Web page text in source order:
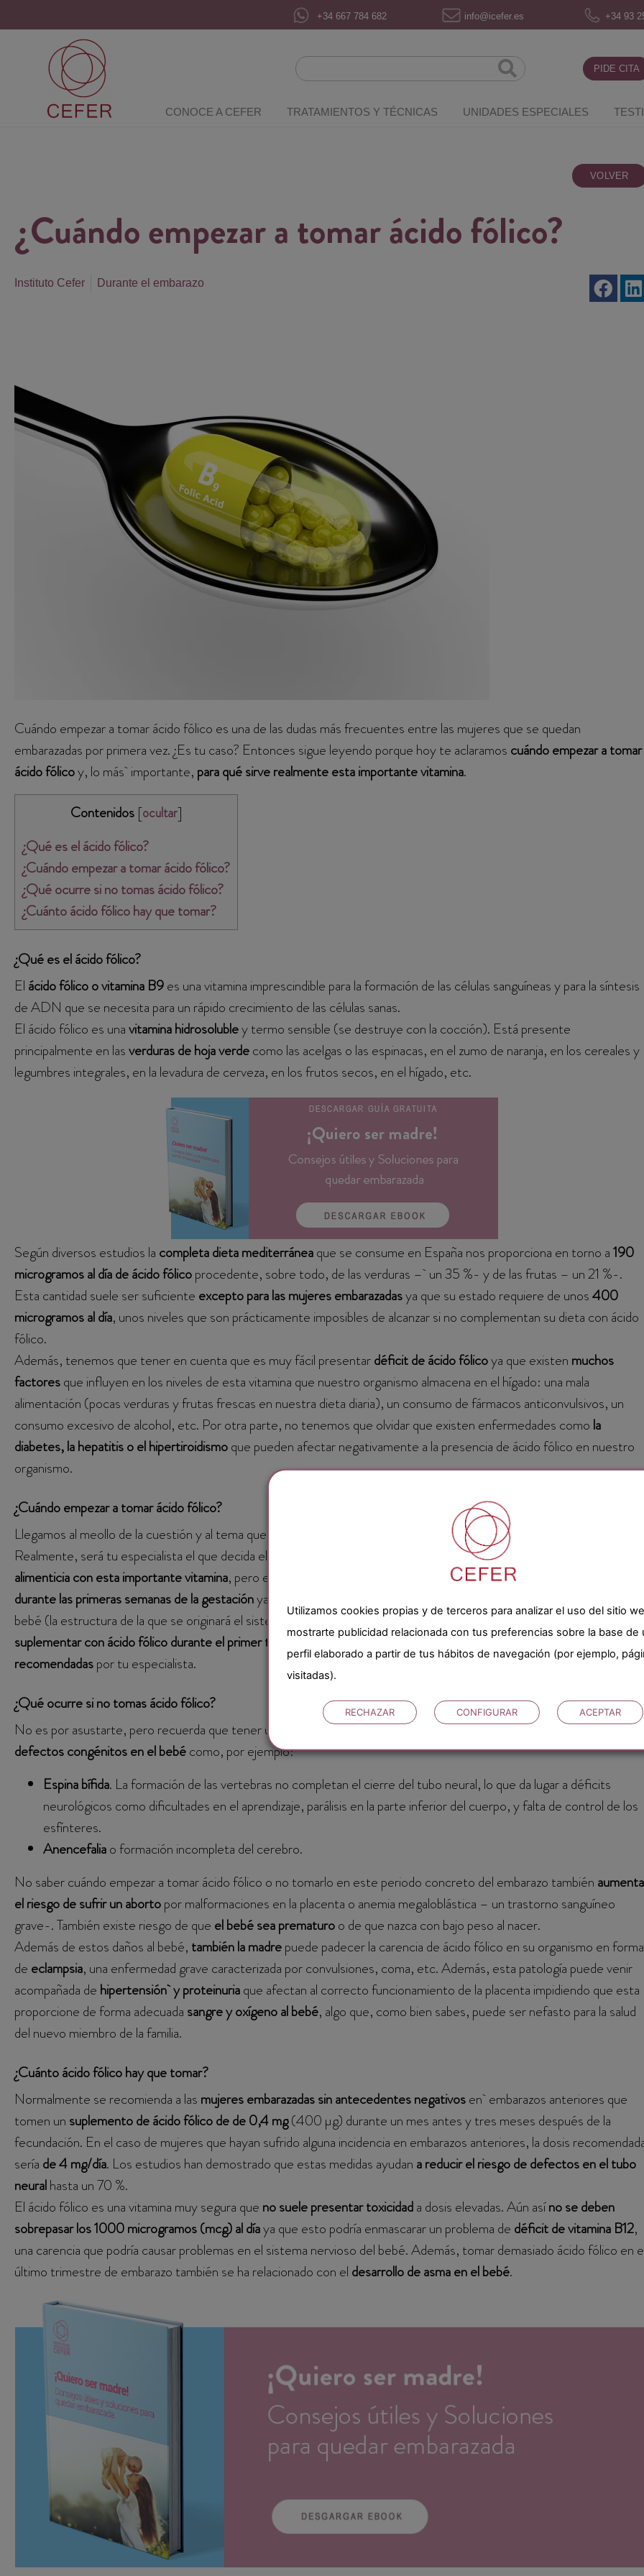
+34 667 784 682 info@icefer.es +34 93
PIDE CITA
CONOCE A CEFER TRATAMIENTOS Y TÉCNICAS UNIDADES ESPECIALES
VOLVER
¿Cuándo empezar a tomar ácido fólico?
Instituto Cefer Durante el embarazo
Cuándo empezar a tomar ácido fólico es una de las dudas más frecuentes entre las mujeres que se quedan
embarazadas por primera vez. ¿Es tu caso? Entonces sigue leyendo porque hoy te aclaramos cuándo empezar a tomar
ácido fólicoy, lo más importante, para qué sirve realmente esta importante vitamina.
Contenidos [ocultar]
¿Qué es el ácido fólico?
¿Cuándo empezar a tomar ácido fólico?
¿Qué ocurre si no tomas ácido fólico?
¿Cuánto ácido fólico hay que tomar?
¿Qué es el ácido fólico?
El ácido fólico o vitamina B9es una vitamina imprescindible para la formación de las células sanguíneas y para la síntesis
de ADN que se necesita para un rápido crecimiento de las células sanas.
El ácido fólico es unavitamina hidrosolubley termo sensible (se destruye con la cocción). Está presente
principalmente en lasverduras de hoja verdecomo las acelgas o las espinacas, en el zumo de naranja, en los cereales y
legumbres integrales, en la levadura de cerveza, en los frutos secos, en el hígado, etc.
Según diversos estudios la completa dieta mediterráneaque se consume en España nos proporciona en torno a190
microgramos al día de ácido fólicoprocedente, sobre todo, de las verduras – un 35 %- y de las frutas – un 21 %-.
Esta cantidad suele ser suficiente excepto para las mujeres embarazadasya que su estado requiere de unos400
microgramos al día, unos niveles que son prácticamente imposibles de alcanzar si no complementan su dieta con ácido
fólico.
Además, tenemos que tener en cuenta que es muy fácil presentardéficit de ácido fólicoya que existen muchos
factoresque influyen en los niveles de esta vitamina que nuestro organismo almacena en el hígado: una mala
alimentación (pocas verduras y frutas frescas en nuestra dieta diaria), un consumo de fármacos anticonvulsivos, un
consumo excesivo de alcohol, etc. Por otra parte, no tenemos que olvidar que existen enfermedades como la
diabetes, la hepatitis o el hipertiroidismoque pueden afectar negativamente a la presencia de ácido fólico en nuestro
organismo.
¿Cuándo empezar a tomar ácido fólico?
Llegamos al meollo de la cuestión y al tema que nos ocupa en el artículo de hoy:
¿cuándo empezar a tomar ácido
Realmente, será tu especialista el que decida el momento exacto en el que debes empezar a
alimenticia con esta importante vitamina, pero en líneas generales debes saber que el ácido fólico juega un papel vital
durante las primeras semanas de la gestaciónya que durante el segundo mes de embarazo se cierra el tubo neural del
bebé (la estructura de la que se originará el sistema nervioso). Además, en condiciones normales solo es necesario
suplementar con ácido fólico durante el primer trimestre de gestación y, muy importante,sin superar nunca las dosis
recomendadaspor tu especialista.
¿Qué ocurre si no tomas ácido fólico?
No es por asustarte, pero recuerda que tener unos niveles bajos de ácido fólico durante este periodo puede provocar
defectos congénitosen el bebécomo, por ejemplo:
Espina bífida. La formación de las vertebras no completan el cierre del tubo neural, lo que da lugar a déficits
neurológicos como dificultades en el aprendizaje, parálisis en la parte inferior del cuerpo, y falta de control de los
esfínteres.
Anencefaliao formación incompleta del cerebro.
No saber cuándo empezar a tomar ácido fólico o no tomarlo en este periodo concreto del embarazo también aumenta
el riesgo de sufrir un abortopor malformaciones en la placenta o anemia megaloblástica – un trastorno sanguíneo
grave-. También existe riesgo de que el bebé sea prematuroo de que nazca con bajo peso al nacer.
Además de estos daños al bebé, también la madrepuede padecer la carencia de ácido fólico en su organismo en forma
de eclampsia, una enfermedad grave caracterizada por convulsiones, coma, etc. Además, esta patología puede venir
acompañada de hipertensión y proteinuriaque afectan al correcto funcionamiento de la placenta impidiendo que esta
proporcione de forma adecuada sangre y oxígeno al bebé, algo que, como bien sabes, puede ser nefasto para la salud
del nuevo miembro de la familia.
¿Cuánto ácido fólico hay que tomar?
Normalmente se recomienda a las mujeres embarazadas sin antecedentes negativosen embarazos anteriores que
tomen un suplemento de ácido fólico de de 0,4 mg(400 µg) durante un mes antes y tres meses después de la
fecundación. En el caso de mujeres que hayan sufrido alguna incidencia en embarazos anteriores, la dosis
sería de 4 mg/día. Los estudios han demostrado que estas medidas ayudan a reducir el riesgo de defectos en el tubo
neuralhasta un 70 %.
El ácido fólico es una vitamina muy segura que no suele presentar toxicidada dosis elevadas. Aún asíno se deben
sobrepasar los 1000 microgramos (mcg) al díaya que esto podría enmascarar un problema de déficit de vitamina B12,
una carencia que podría causar problemas en el sistema nervioso del bebé. Además, tomar demasiado ácido fólico en
último trimestre de embarazo también se ha relacionado con el desarrollo de asma en el bebé.
Utilizamos cookies propias y de terceros para analizar el uso del sitio
mostrarte publicidad relacionada con tus preferencias sobre la base de
perfil elaborado a partir de tus hábitos de navegación (por ejemplo,
visitadas).
RECHAZAR CONFIGURAR ACEPTAR